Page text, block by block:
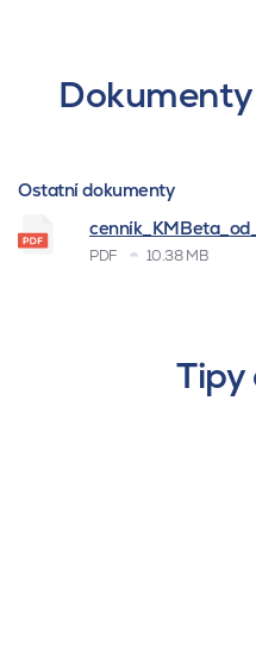
Ostatní dokumenty
PDF 10.38 MB